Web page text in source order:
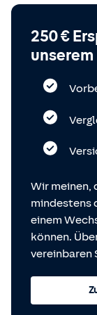
250 €
Wir meinen,
mindestens
einem
können.
vereinbaren